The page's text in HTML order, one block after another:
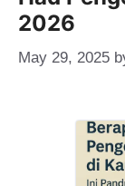
2026
May 29, 2025